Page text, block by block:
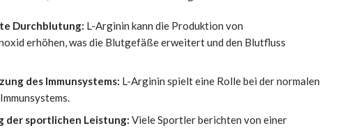
Durchblutung: L-Arginin kann die Produktion von
erhöhen, was die Blutgefäße erweitert und den Blutfluss
des Immunsystems: L-Arginin spielt eine Rolle bei der normalen
der sportlichen Leistung: Viele Sportler berichten von einer